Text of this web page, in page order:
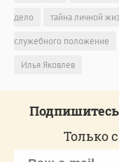
дело
тайна личной
служебного положение
Илья Яковлев
Только